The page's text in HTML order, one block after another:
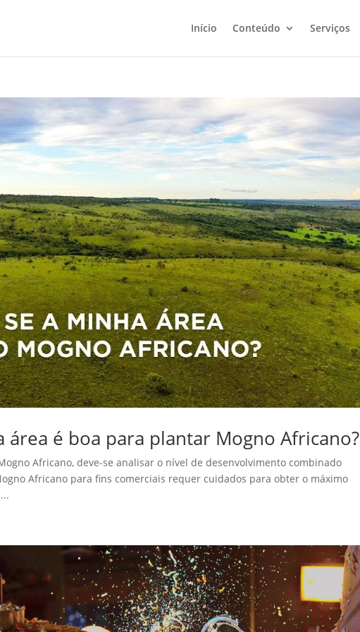
Início Conteúdo Serviços
área é boa para plantar Mogno Africano?
Africano, deve-se analisar o nível de desenvolvimento combinado
Africano para fins comerciais requer cuidados para obter o máximo